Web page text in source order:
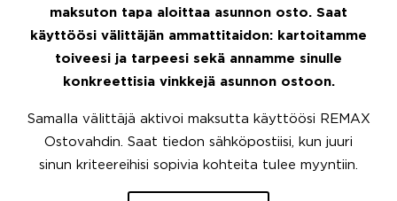
maksuton tapa aloittaa asunnon osto. Saat
käyttöösi välittäjän ammattitaidon: kartoitamme
toiveesi ja tarpeesi sekä annamme sinulle
konkreettisia vinkkejä asunnon ostoon.
Samalla välittäjä aktivoi maksutta käyttöösi REMAX
Ostovahdin. Saat tiedon sähköpostiisi, kun juuri
sinun kriteereihisi sopivia kohteita tulee myyntiin.